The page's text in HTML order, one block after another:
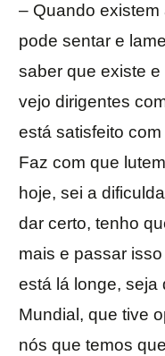
– Quando
pode sentar e
saber que existe
vejo dirigentes
está satisfeito
Faz com que
hoje, sei a
dar certo, tenho
mais e passar
está lá longe, seja
Mundial, que tive
nós que temos